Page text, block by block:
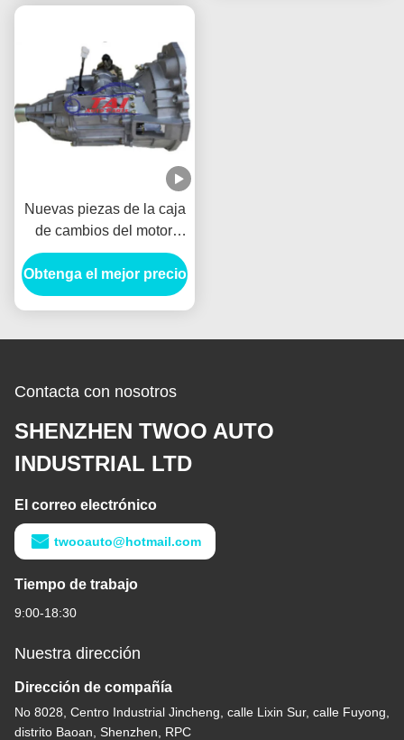
Nuevas piezas de la caja
de cambios del motor,
autobús manual 1.3l de
Lifan Mr514e01
Fengshun de la caja de
transmisión mini
Obtenga el mejor precio
Contacta con nosotros
SHENZHEN TWOO AUTO
INDUSTRIAL LTD
El correo electrónico
twooauto@hotmail.com
Tiempo de trabajo
9:00-18:30
Nuestra dirección
Dirección de compañía
No 8028, Centro Industrial Jincheng, calle Lixin Sur, calle Fuyong,
distrito Baoan, Shenzhen, RPC